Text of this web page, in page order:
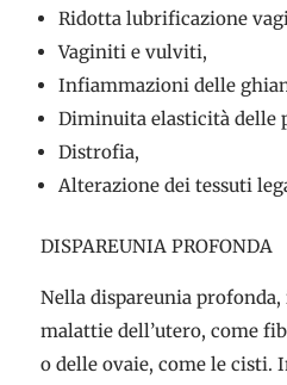
Ridotta lubrificazione
Vaginiti e vulviti,
Infiammazioni delle
Diminuita elasticità delle
Distrofia,
Alterazione dei tessuti
DISPAREUNIA PROFONDA
Nella dispareunia
malattie dell’utero, come
o delle ovaie, come le cisti.